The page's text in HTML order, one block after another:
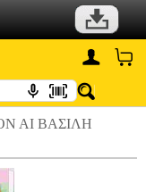
ΑΙ ΒΑΣΙΛΗ